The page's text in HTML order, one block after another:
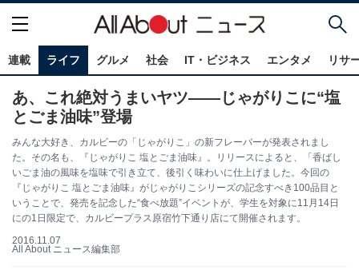
連載 ライフ グルメ 社会 IT・ビジネス エンタメ リサ
あ、これ絶対うまいヤツ――じゃがりこに“塩
とごま油味”登場
みんな大好き、カルビーの「じゃがりこ」の新フレーバーが発表されまし
た。その名も、『じゃがりこ 塩とごま油味』。リリースによると、「香ばし
いごま油の風味を塩味で引き立て、後引く味わいに仕上げました。今回の
『じゃがりこ 塩とごま油味』がじゃがりこシリーズの記念すべき100品目と
いうことで、発売を記念した“食べ放題”イベントが、学生を対象に11月14日
にの1日限定で、カルビープラス原宿竹下通り店にて開催されます。
2016.11.07
All About ニュース編集部